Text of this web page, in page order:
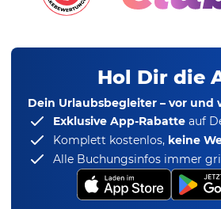
Hol Dir die
Dein Urlaubsbegleiter – vor und
Exklusive App-Rabatte auf
Komplett kostenlos, keine
Alle Buchungsinfos immer